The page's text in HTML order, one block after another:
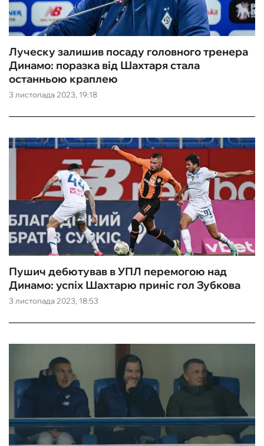
3 листопада 2023, 19:18
Луческу залишив посаду головного тренера
Динамо: поразка від Шахтаря стала
останньою краплею
3 листопада 2023, 18:53
Пушич дебютував в УПЛ перемогою над
Динамо: успіх Шахтарю приніс гол Зубкова